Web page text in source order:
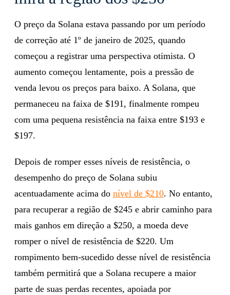
O preço da Solana estava passando por um período
de correção até 1º de janeiro de 2025, quando
começou a registrar uma perspectiva otimista. O
aumento começou lentamente, pois a pressão de
venda levou os preços para baixo. A Solana, que
permaneceu na faixa de $191, finalmente rompeu
com uma pequena resistência na faixa entre $193 e
$197.
Depois de romper esses níveis de resistência, o
desempenho do preço de Solana subiu
acentuadamente acima do nível de $210. No entanto,
para recuperar a região de $245 e abrir caminho para
mais ganhos em direção a $250, a moeda deve
romper o nível de resistência de $220. Um
rompimento bem-sucedido desse nível de resistência
também permitirá que a Solana recupere a maior
parte de suas perdas recentes, apoiada por